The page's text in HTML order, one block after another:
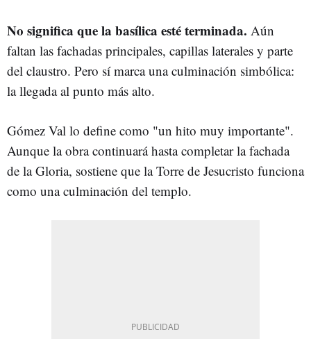
No significa que la basílica esté terminada. Aún
faltan las fachadas principales, capillas laterales y parte
del claustro. Pero sí marca una culminación simbólica:
la llegada al punto más alto.
Gómez Val lo define como "un hito muy importante".
Aunque la obra continuará hasta completar la fachada
de la Gloria, sostiene que la Torre de Jesucristo funciona
como una culminación del templo.